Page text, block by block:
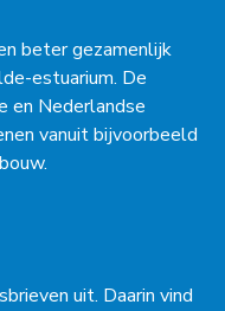
beter gezamenlijk
estuarium. De
en Nederlandse
vanuit bijvoorbeeld
uit. Daarin vind